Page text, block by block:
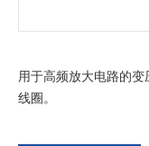
新闻
企业信息
用于高频放大电路的
线圈。